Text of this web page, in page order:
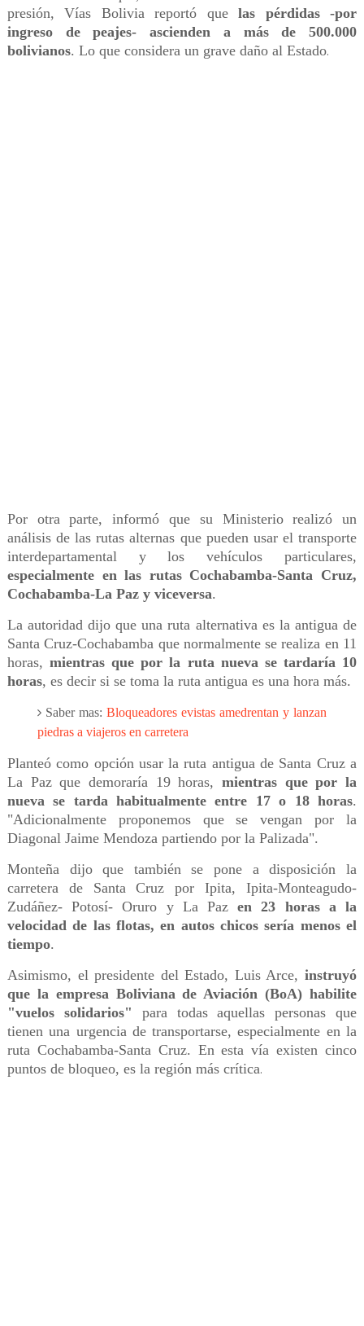
presión, Vías Bolivia reportó quelas pérdidas -por
ingreso de peajes- ascienden a más de 500.000
bolivianos. Lo que considera un grave daño al Estado.
Por otra parte, informó que su Ministerio realizó un
análisis de las rutas alternas que pueden usar el transporte
interdepartamental y los vehículos particulares,
especialmente en las rutas Cochabamba-Santa Cruz,
Cochabamba-La Paz y viceversa.
La autoridad dijo que una ruta alternativa es la antigua de
Santa Cruz-Cochabamba que normalmente se realiza en 11
horas,mientras que por la ruta nueva se tardaría 10
horas, es decir si se toma la ruta antigua es una hora más.
Saber mas:Bloqueadores evistas amedrentan y lanzan
piedras a viajeros en carretera
Planteó como opción usar la ruta antigua de Santa Cruz a
La Paz que demoraría 19 horas,mientras que por la
nueva se tarda habitualmente entre 17 o 18 horas.
"Adicionalmente proponemos que se vengan por la
Diagonal Jaime Mendoza partiendo por la Palizada".
Monteña dijo que también se pone a disposición la
carretera de Santa Cruz por Ipita, Ipita-Monteagudo-
Zudáñez- Potosí- Oruro y La Pazen 23 horas a la
velocidad de las flotas, en autos chicos sería menos el
tiempo.
Asimismo, el presidente del Estado, Luis Arce,instruyó
que la empresa Boliviana de Aviación (BoA) habilite
"vuelos solidarios" para todas aquellas personas que
tienen una urgencia de transportarse, especialmente en la
ruta Cochabamba-Santa Cruz. En esta vía existen cinco
puntos de bloqueo, es la región más crítica.